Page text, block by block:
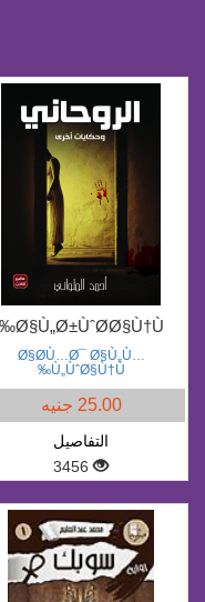
Ø§Ù„Ø±ÙˆØ­Ø§Ù†Ù‰
Ø§Ø­Ù…Ø¯ Ø§Ù„Ù…
Ù„ÙˆØ§Ù†Ù‰
25.00 جنيه
التفاصيل
3456